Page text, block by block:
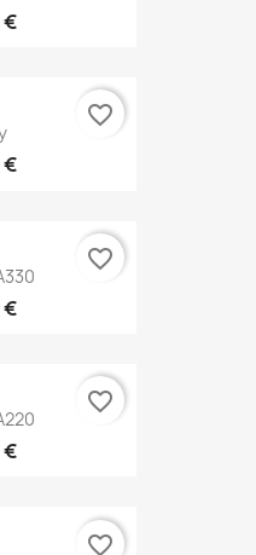
favorite_border
favorite_border
favorite_border
favorite_border